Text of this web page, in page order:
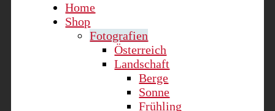
Home
Shop
Fotografien
Österreich
Landschaft
Berge
Sonne
Frühling